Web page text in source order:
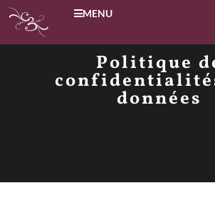
MENU
Politique
données